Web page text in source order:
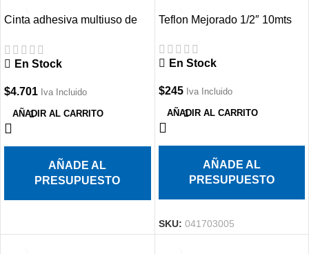
Cinta adhesiva multiuso de
En Stock
$4.701 Iva Incluido
AÑADIR AL CARRITO
AÑADE AL
PRESUPUESTO
Teflon Mejorado 1/2″ 10mts
En Stock
$245 Iva Incluido
AÑADIR AL CARRITO
AÑADE AL
PRESUPUESTO
SKU: 041703005